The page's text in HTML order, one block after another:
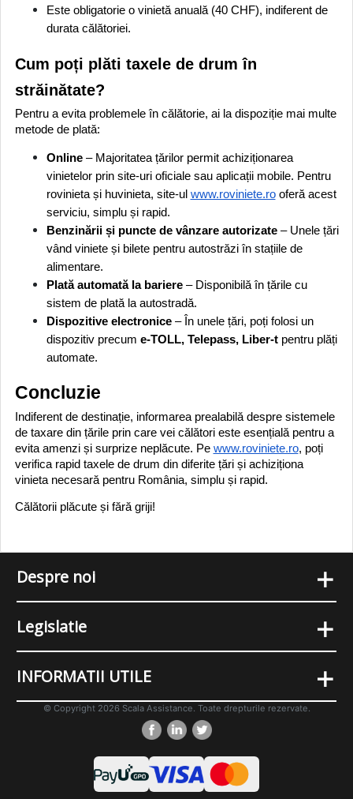
Este obligatorie o vinietă anuală (40 CHF), indiferent de
durata călătoriei.
Cum poți plăti taxele de drum în
străinătate?
Pentru a evita problemele în călătorie, ai la dispoziție mai multe
metode de plată:
Online– Majoritatea țărilor permit achiziționarea
vinietelor prin site-uri oficiale sau aplicații mobile. Pentru
rovinieta și huvinieta, site-ul www.roviniete.rooferă acest
serviciu, simplu și rapid.
Benzinării și puncte de vânzare autorizate– Unele țări
vând viniete și bilete pentru autostrăzi în stațiile de
alimentare.
Plată automată la bariere– Disponibilă în țările cu
sistem de plată la autostradă.
Dispozitive electronice– În unele țări, poți folosi un
dispozitiv precum e-TOLL, Telepass, Liber-tpentru plăți
automate.
Concluzie
Indiferent de destinație, informarea prealabilă despre sistemele
de taxare din țările prin care vei călători este esențială pentru a
evita amenzi și surprize neplăcute. Pe www.roviniete.ro, poți
verifica rapid taxele de drum din diferite țări și achiziționa
vinieta necesară pentru România, simplu și rapid.
Călătorii plăcute și fără griji!
Despre noi +
Legislatie +
INFORMATII UTILE +
© Copyright 2026 Scala Assistance. Toate drepturile rezervate.